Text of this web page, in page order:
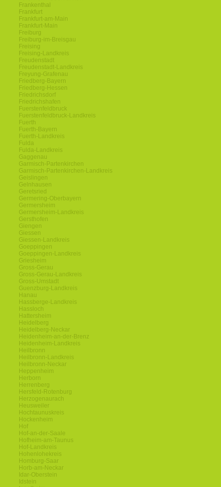
Frankenthal
Frankfurt
Frankfurt-am-Main
Frankfurt-Main
Freiburg
Freiburg-im-Breisgau
Freising
Freising-Landkreis
Freudenstadt
Freudenstadt-Landkreis
Freyung-Grafenau
Friedberg-Bayern
Friedberg-Hessen
Friedrichsdorf
Friedrichshafen
Fuerstenfeldbruck
Fuerstenfeldbruck-Landkreis
Fuerth
Fuerth-Bayern
Fuerth-Landkreis
Fulda
Fulda-Landkreis
Gaggenau
Garmisch-Partenkirchen
Garmisch-Partenkirchen-Landkreis
Geislingen
Gelnhausen
Geretsried
Germering-Oberbayern
Germersheim
Germersheim-Landkreis
Gersthofen
Giengen
Giessen
Giessen-Landkreis
Goeppingen
Goeppingen-Landkreis
Griesheim
Gross-Gerau
Gross-Gerau-Landkreis
Gross-Umstadt
Guenzburg-Landkreis
Hanau
Hassberge-Landkreis
Hassloch
Hattersheim
Heidelberg
Heidelberg-Neckar
Heidenheim-an-der-Brenz
Heidenheim-Landkreis
Heilbronn
Heilbronn-Landkreis
Heilbronn-Neckar
Heppenheim
Herborn
Herrenberg
Hersfeld-Rotenburg
Herzogenaurach
Heusweiler
Hochtaunuskreis
Hockenheim
Hof
Hof-an-der-Saale
Hofheim-am-Taunus
Hof-Landkreis
Hohenlohekreis
Homburg-Saar
Horb-am-Neckar
Idar-Oberstein
Idstein